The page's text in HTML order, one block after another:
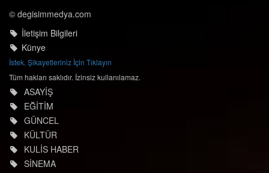
© degisimmedya.com
İletişim Bilgileri
Künye
İstek, Şikayetleriniz İçin Tıklayın
Tüm hakları saklıdır. İzinsiz kullanılamaz.
ASAYİŞ
EĞİTİM
GÜNCEL
KÜLTÜR
KULİS HABER
SİNEMA